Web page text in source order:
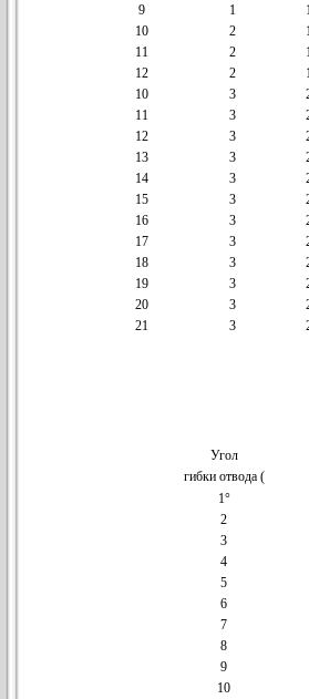
9
1
10
2
11
2
12
2
10
3
11
3
12
3
13
3
14
3
15
3
16
3
17
3
18
3
19
3
20
3
21
3
Угол
гибки отвода (
1°
2
3
4
5
6
7
8
9
10